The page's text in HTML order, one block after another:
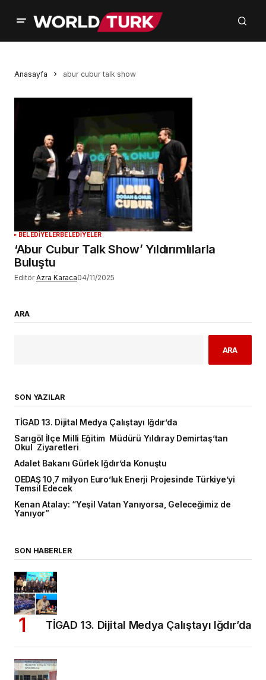
Anasayfa abur cubur talk show
BELEDİYELERBELEDİYELER
‘Abur Cubur Talk Show’ Yıldırımlılarla
Buluştu
Editör Azra Karaca04/11/2025
ARA
ARA
SON YAZILAR
TİGAD 13. Dijital Medya Çalıştayı Iğdır’da
Sarıgöl İlçe Milli Eğitim Müdürü Yıldıray Demirtaş’tan
Okul Ziyaretleri
Adalet Bakanı Gürlek Iğdır’da Konuştu
OEDAŞ 10,7 milyon Euro’luk Enerji Projesinde Türkiye’yi
Temsil Edecek
Kenan Atalay: “Yeşil Vatan Yanıyorsa, Geleceğimiz de
Yanıyor”
SON HABERLER
TİGAD 13. Dijital Medya Çalıştayı Iğdır’da